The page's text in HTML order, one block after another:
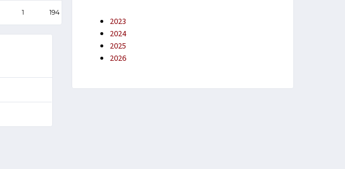
1 194
2023
2024
2025
2026